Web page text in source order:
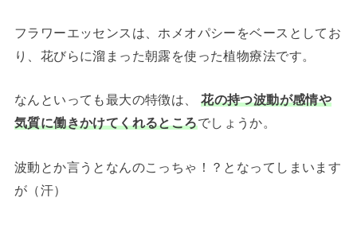
フラワーエッセンスは、ホメオパシーをベースとしてお
り、花びらに溜まった朝露を使った植物療法です。
なんといっても最大の特徴は、花の持つ波動が感情や
気質に働きかけてくれるところでしょうか。
波動とか言うとなんのこっちゃ！？となってしまいます
が（汗）